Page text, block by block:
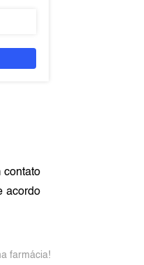
contato
acordo
farmácia!